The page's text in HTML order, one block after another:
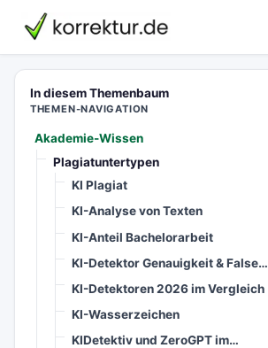
korrektur.de
In diesem Themenbaum
THEMEN-NAVIGATION
Akademie-Wissen
Plagiatuntertypen
KI Plagiat
KI-Analyse von Texten
KI-Anteil Bachelorarbeit
KI-Detektor Genauigkeit & False…
KI-Detektoren 2026 im Vergleich
KI-Wasserzeichen
KIDetektiv und ZeroGPT im…